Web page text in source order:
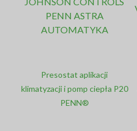
Presostat aplikacji
klimatyzacji i pomp ciepła P20
PENN®